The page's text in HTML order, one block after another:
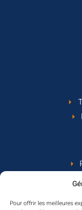
Pour offrir les meilleures